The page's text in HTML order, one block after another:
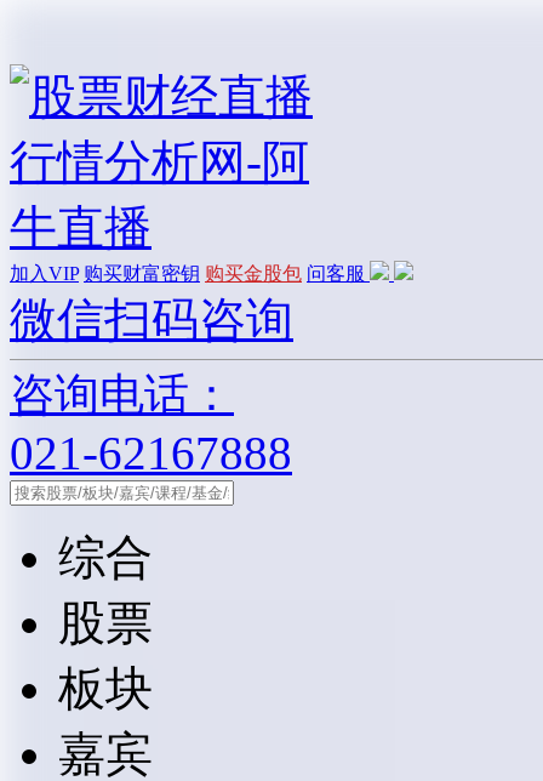
加入VIP 购买财富密钥 购买金股包 问客服
微信扫码咨询
咨询电话：
021-62167888
综合
股票
板块
嘉宾